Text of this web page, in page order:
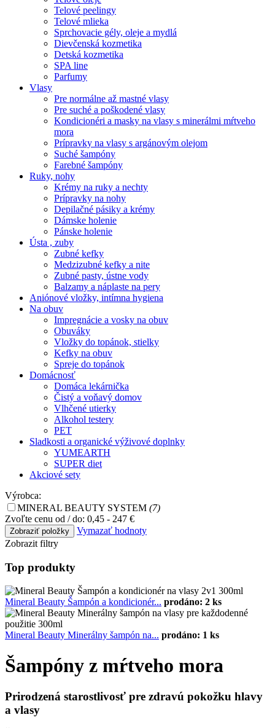
Telové peelingy
Telové mlieka
Sprchovacie gély, oleje a mydlá
Dievčenská kozmetika
Detská kozmetika
SPA line
Parfumy
Vlasy
Pre normálne až mastné vlasy
Pre suché a poškodené vlasy
Kondicionéri a masky na vlasy s minerálmi mŕtveho
mora
Prípravky na vlasy s argánovým olejom
Suché šampóny
Farebné šampóny
Ruky, nohy
Krémy na ruky a nechty
Prípravky na nohy
Depilačné pásiky a krémy
Dámske holenie
Pánske holenie
Ústa , zuby
Zubné kefky
Medzizubné kefky a nite
Zubné pasty, ústne vody
Balzamy a náplaste na pery
Aniónové vložky, intímna hygiena
Na obuv
Impregnácie a vosky na obuv
Obuváky
Vložky do topánok, stielky
Kefky na obuv
Spreje do topánok
Domácnosť
Domáca lekárnička
Čistý a voňavý domov
Vlhčené utierky
Alkohol testery
PET
Sladkosti a organické výživové doplnky
YUMEARTH
SUPER diet
Akciové sety
Výrobca:
MINERAL BEAUTY SYSTEM (7)
Zvoľte cenu od / do: 0,45 - 247 €
Vymazať hodnoty
Zobrazit filtry
Top produkty
Mineral Beauty Šampón a kondicionér... prodáno: 2 ks
Mineral Beauty Minerálny šampón na... prodáno: 1 ks
Šampóny z mŕtveho mora
Prirodzená starostlivosť pre zdravú pokožku hlavy
a vlasy